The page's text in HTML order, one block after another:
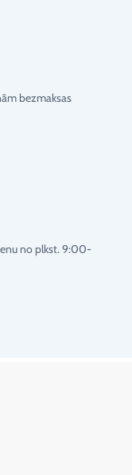
bezmaksas
no plkst. 9:00-